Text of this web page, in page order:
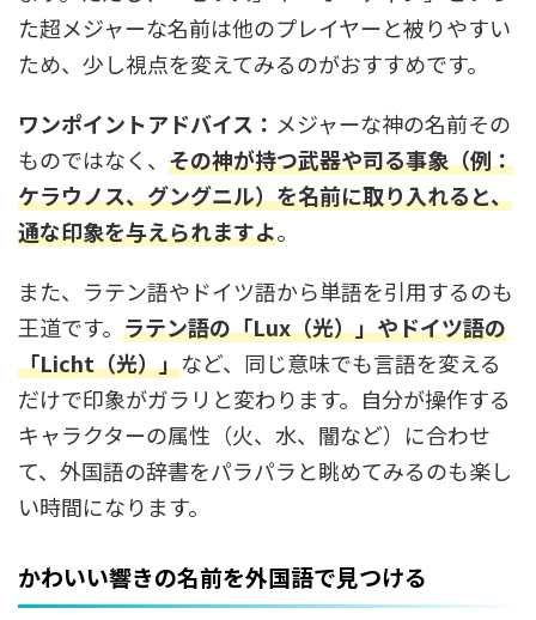
た超メジャーな名前は他のプレイヤーと被りやすい
ため、少し視点を変えてみるのがおすすめです。
ワンポイントアドバイス： メジャーな神の名前その
ものではなく、 その神が持つ武器や司る事象（例：
ケラウノス、グングニル）を名前に取り入れると、
通な印象を与えられますよ。
また、ラテン語やドイツ語から単語を引用するのも
王道です。 ラテン語の「Lux（光）」やドイツ語の
「Licht（光）」など、同じ意味でも言語を変える
だけで印象がガラリと変わります。自分が操作する
キャラクターの属性（火、水、闇など）に合わせ
て、外国語の辞書をパラパラと眺めてみるのも楽し
い時間になります。
かわいい響きの名前を外国語で見つける